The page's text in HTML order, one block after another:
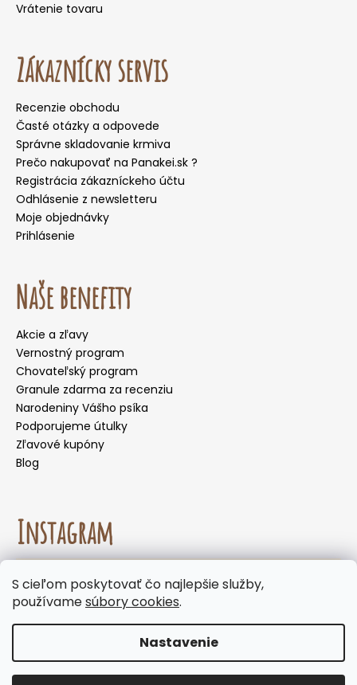
S cieľom poskytovať čo najlepšie služby,
používamesúbory cookies.
Nastavenie
mesiacov neodporúčame voliť doručenie do
samoobslužných boxov, kde môžu byť zásielky
vystavené vysokým teplotám. Keďže naše
produkty neobsahujú chemické konzervanty,
výdajné miesto s obsluhou. Ďakujeme, že spolu s
Vrátenie tovaru
Zákaznícky servis
Recenzie obchodu
Časté otázky a odpovede
Správne skladovanie krmiva
Prečo nakupovať na Panakei.sk ?
Registrácia zákazníckeho účtu
Odhlásenie z newsletteru
Moje objednávky
Prihlásenie
Naše benefity
Akcie a zľavy
Vernostný program
Chovateľský program
Granule zdarma za recenziu
Narodeniny Vášho psíka
Podporujeme útulky
Zľavové kupóny
Blog
Instagram
Sledovať na Instagrame
Copyright 2026Panakei.sk. Všetky práva vyhradené.